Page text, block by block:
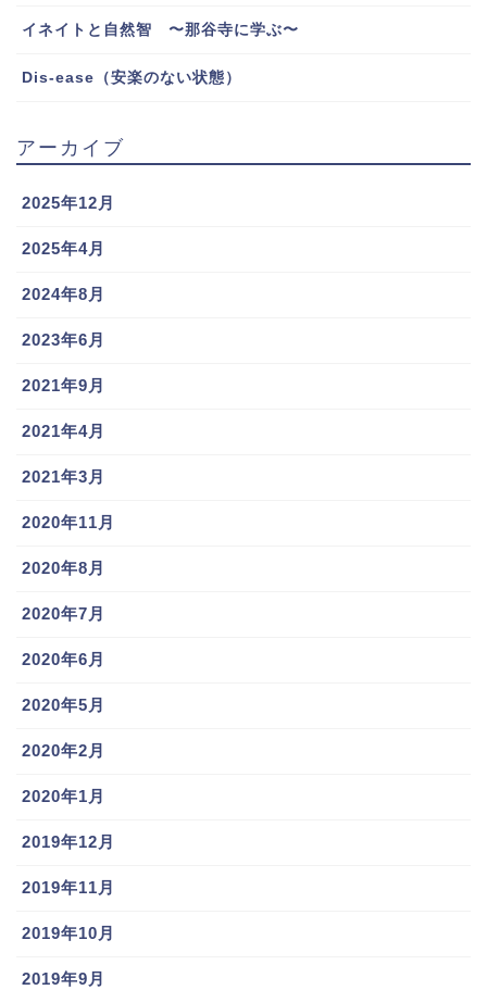
イネイトと自然智 〜那谷寺に学ぶ〜
Dis-ease（安楽のない状態）
アーカイブ
2025年12月
2025年4月
2024年8月
2023年6月
2021年9月
2021年4月
2021年3月
2020年11月
2020年8月
2020年7月
2020年6月
2020年5月
2020年2月
2020年1月
2019年12月
2019年11月
2019年10月
2019年9月